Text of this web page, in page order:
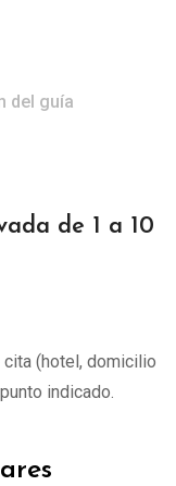
del guía
de 1 a 10
(hotel, domicilio
indicado.